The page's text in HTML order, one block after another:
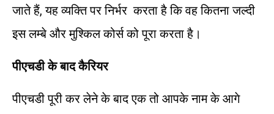
जाते हैं, यह व्यक्ति पर निर्भर करता है कि वह कितना जल्दी
इस लम्बे और मुश्किल कोर्स को पूरा करता है।
पीएचडी के बाद कैरियर
पीएचडी पूरी कर लेने के बाद एक तो आपके नाम के आगे